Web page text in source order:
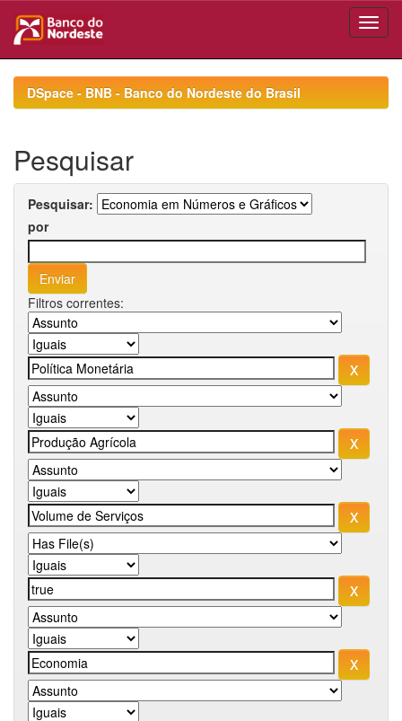
navigationDSpace - BNB - Banco do Nordeste do Brasil
Pesquisar
Pesquisar:
por
Filtros correntes: